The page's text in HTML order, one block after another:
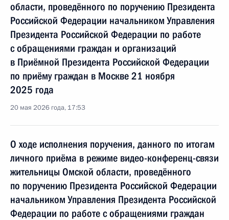
области, проведённого по поручению Президента
Российской Федерации начальником Управления
Президента Российской Федерации по работе
с обращениями граждан и организаций
в Приёмной Президента Российской Федерации
по приёму граждан в Москве 21 ноября
2025 года
20 мая 2026 года, 17:53
О ходе исполнения поручения, данного по итогам
личного приёма в режиме видео-конференц-связи
жительницы Омской области, проведённого
по поручению Президента Российской Федерации
начальником Управления Президента Российской
Федерации по работе с обращениями граждан